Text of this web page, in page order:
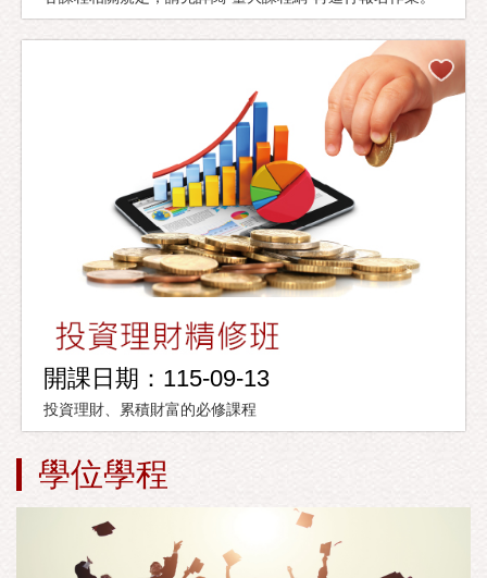
開課日期：115-09-13
投資理財、累積財富的必修課程
學位學程